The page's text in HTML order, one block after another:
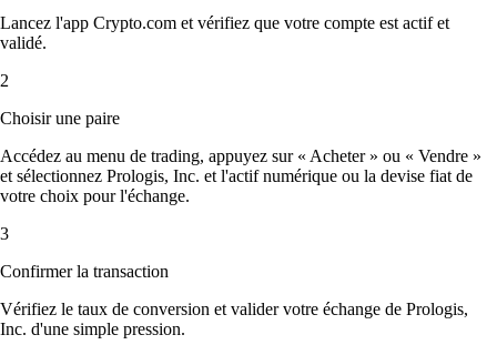
Lancez l'app Crypto.com et vérifiez que votre compte est actif et
validé.
2
Choisir une paire
Accédez au menu de trading, appuyez sur « Acheter » ou « Vendre »
et sélectionnez Prologis, Inc. et l'actif numérique ou la devise fiat de
votre choix pour l'échange.
3
Confirmer la transaction
Vérifiez le taux de conversion et valider votre échange de Prologis,
Inc. d'une simple pression.